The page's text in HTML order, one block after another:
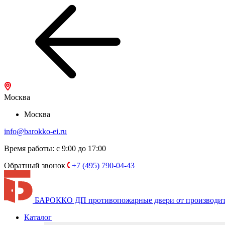
Москва
Москва
info@barokko-ei.ru
Время работы: с 9:00 до 17:00
Обратный звонок
+7 (495) 790-04-43
БАРОККО ДП противопожарные двери от
Каталог